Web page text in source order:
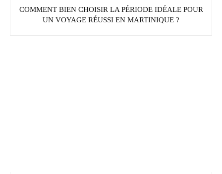
COMMENT BIEN CHOISIR LA PÉRIODE IDÉALE POUR
UN VOYAGE RÉUSSI EN MARTINIQUE ?